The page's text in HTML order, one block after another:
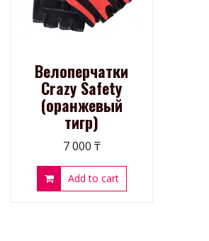
Велоперчатки
Crazy Safety
(оранжевый
тигр)
7 000 ₸
Add to cart